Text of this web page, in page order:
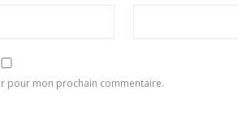
pour mon prochain commentaire.